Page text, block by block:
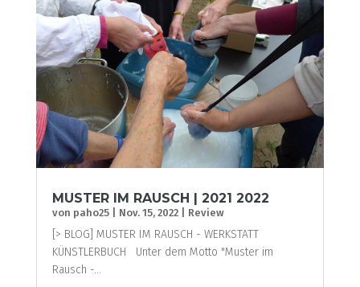
MUSTER IM RAUSCH | 2021 2022
von paho25| Nov. 15, 2022| Review
[> BLOG] MUSTER IM RAUSCH - WERKSTATT
KÜNSTLERBUCH Unter dem Motto "Muster im
Rausch -...